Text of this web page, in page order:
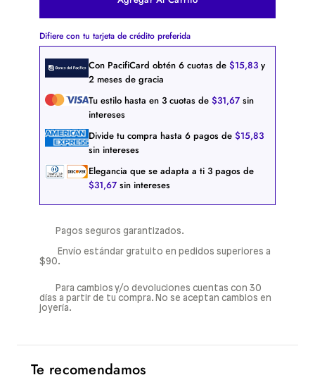
Difiere con tu tarjeta de crédito preferida
Con PacifiCard obtén 6 cuotas de $15,83 y
2 meses de gracia
Tu estilo hasta en 3 cuotas de $31,67 sin
intereses
Divide tu compra hasta 6 pagos de $15,83
sin intereses
Elegancia que se adapta a ti 3 pagos de
$31,67 sin intereses
Pagos seguros garantizados.
Envío estándar gratuito en pedidos superiores a
$90.
Para cambios y/o devoluciones cuentas con 30
días a partir de tu compra. No se aceptan cambios en
joyería.
Te recomendamos